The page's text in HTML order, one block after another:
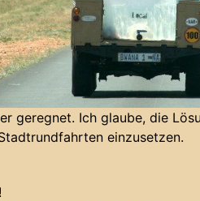
geregnet. Ich glaube, die
einzusetzen.